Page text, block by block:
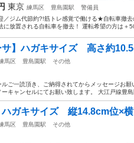
東京 練馬区 豊島園駅
警備員
／ジム代節約?!筋トレ感覚で働ける★自転車撤
に放置される自転車を撤去！ 運転希望の方は＋
サ】ハガキサイズ 高さ約
馬区 豊島園駅
その他
ご一読頂き、ご納得されてからメッセージお
ーキャンセルにてお願い致します。 大江戸線豊
ハガキサイズ 縦14.8cm位×
馬区 豊島園駅
その他